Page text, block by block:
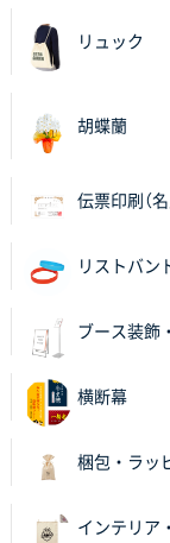
営業ご担
き、他のネ
大阪府V社様
【ポリ袋】
昨年利用
比較して
納期がギリ
対応を頂い
レギュラ
紹介された
大分県Y社様
リュック
胡蝶蘭
伝票印刷（
リストバン
ブース装飾
横断幕
梱包・ラッ
インテリア